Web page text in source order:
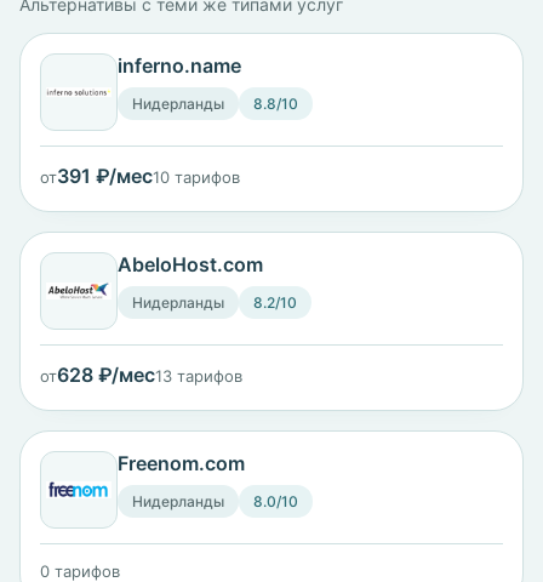
Альтернативы с теми же типами услуг
inferno.name
Нидерланды 8.8/10
от391 ₽/мес10 тарифов
AbeloHost.com
Нидерланды 8.2/10
от628 ₽/мес13 тарифов
Freenom.com
Нидерланды 8.0/10
0 тарифов